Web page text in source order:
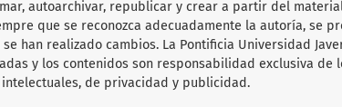
autoarchivar, republicar y crear a partir del
que se reconozca adecuadamente la autoría, se
han realizado cambios. La Pontificia Universidad
y los contenidos son responsabilidad exclusiva de
intelectuales, de privacidad y publicidad.